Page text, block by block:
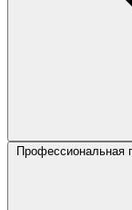
На сайте
который
современном
Настроить
Профессиональная